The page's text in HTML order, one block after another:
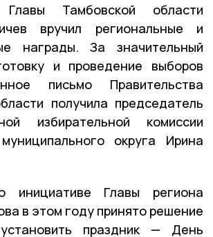
Главы Тамбовской области
вручил региональные и
награды. За значительный
и проведение выборов
письмо Правительства
получила председатель
избирательной комиссии
округа Ирина
инициативе Главы региона
в этом году принято решение
праздник — День